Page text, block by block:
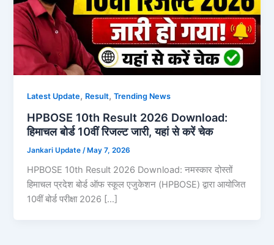
Latest Update, Result,Trending News
HPBOSE 10th Result 2026 Download:
हिमाचल बोर्ड 10वीं रिजल्ट जारी, यहां से करें चेक
Jankari Update /May 7, 2026
HPBOSE 10th Result 2026 Download: नमस्कार दोस्तों
हिमाचल प्रदेश बोर्ड ऑफ स्कूल एजुकेशन (HPBOSE) द्वारा आयोजित
10वीं बोर्ड परीक्षा 2026 […]